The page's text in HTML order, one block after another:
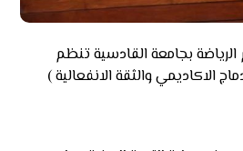
الرياضة بجامعة القادسية تنظم
الاكاديمي والثقة الانفعالية )